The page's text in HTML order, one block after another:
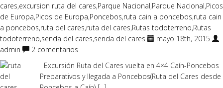
cares,excursion ruta del cares,Parque Nacional,Parque Nacional,Picos
de Europa,Picos de Europa,Poncebos,ruta cain a poncebos,ruta cain
a poncebos,ruta del cares,ruta del cares,Rutas todoterreno,Rutas
todoterreno,senda del cares,senda del cares
mayo 18th, 2015
admin
2 comentarios
Excursión Ruta del Cares vuelta en 4×4 Caín-Poncebos
Preparativos y llegada a Poncebos(Ruta del Cares desde